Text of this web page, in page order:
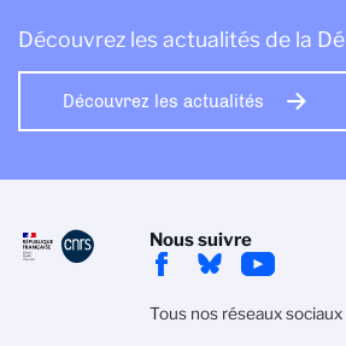
Découvrez les actualités de la
Découvrez les actualités
Nous suivre
Tous nos réseaux sociaux